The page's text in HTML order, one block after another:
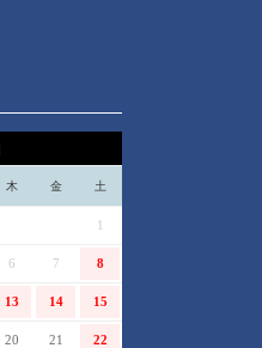
木 金 土
1
6 7 8
13 14 15
20 21 22